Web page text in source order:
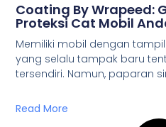
Coating By Wrapeed:
Proteksi Cat Mobil
Memiliki mobil dengan
yang selalu tampak baru
tersendiri. Namun, paparan
Read More